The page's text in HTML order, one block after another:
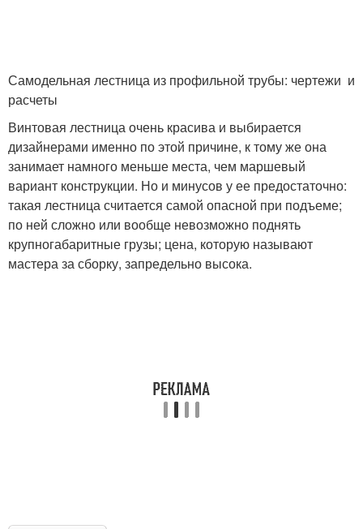
Самодельная лестница из профильной трубы: чертежи и
расчеты
Винтовая лестница очень красива и выбирается
дизайнерами именно по этой причине, к тому же она
занимает намного меньше места, чем маршевый
вариант конструкции. Но и минусов у ее предостаточно:
такая лестница считается самой опасной при подъеме;
по ней сложно или вообще невозможно поднять
крупногабаритные грузы; цена, которую называют
мастера за сборку, запредельно высока.